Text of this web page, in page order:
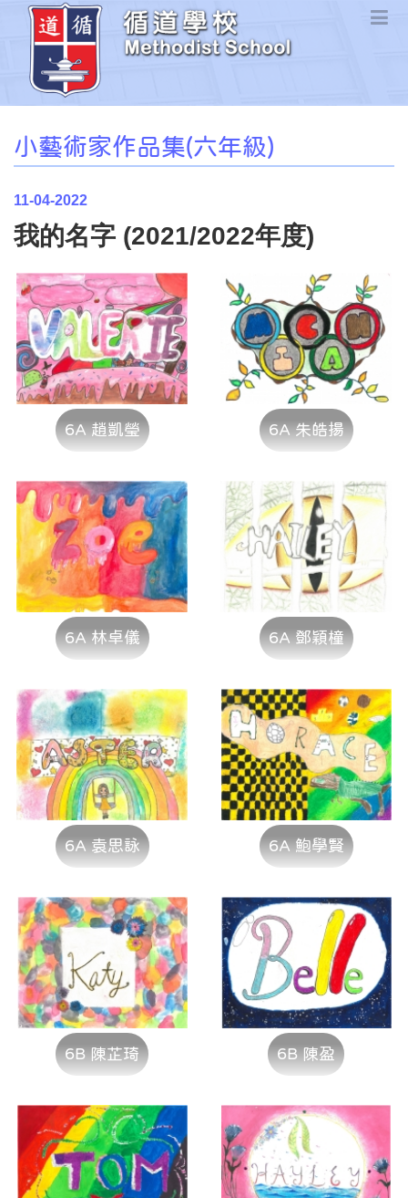
小藝術家作品集(六年級)
11-04-2022
我的名字 (2021/2022年度)
6A 趙凱瑩 6A 朱皓揚
6A 林卓儀 6A 鄧穎橦
6A 袁思詠 6A 鮑學賢
6B 陳芷琦 6B 陳盈